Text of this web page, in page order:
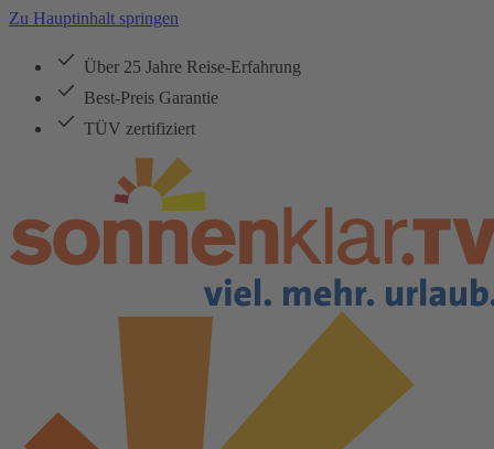
Zu Hauptinhalt springen
Über 25 Jahre Reise-Erfahrung
Best-Preis Garantie
TÜV zertifiziert